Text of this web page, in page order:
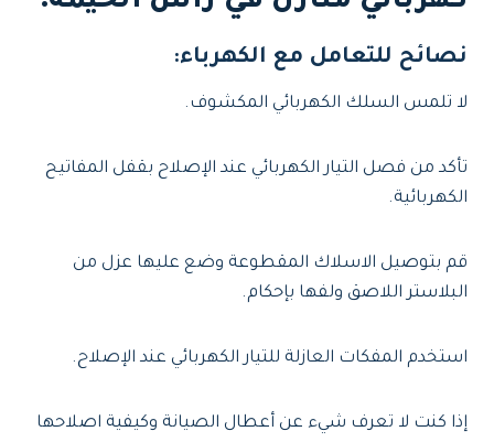
نصائح للتعامل مع الكهرباء:
لا تلمس السلك الكهربائي المكشوف.
تأكد من فصل التيار الكهربائي عند الإصلاح بقفل المفاتيح
الكهربائية.
قم بتوصيل الاسلاك المقطوعة وضع عليها عزل من
البلاستر اللاصق ولفها بإحكام.
استخدم المفكات العازلة للتيار الكهربائي عند الإصلاح.
إذا كنت لا تعرف شيء عن أعطال الصيانة وكيفية اصلاحها